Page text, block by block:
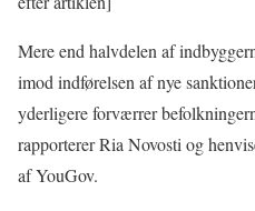
Mere end halvdelen af
imod indførelsen af nye
yderligere forværrer
rapporterer Ria Novosti og
af YouGov.